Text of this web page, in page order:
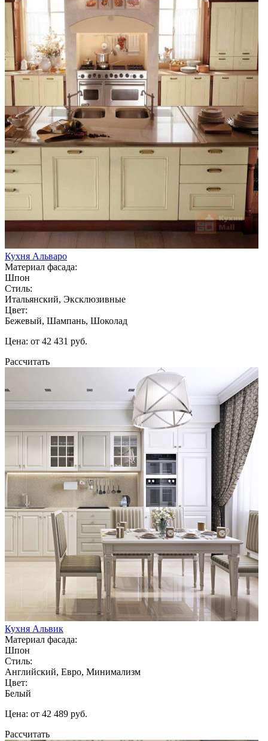
Кухня Альваро
Материал фасада:
Шпон
Стиль:
Итальянский, Эксклюзивные
Цвет:
Бежевый, Шампань, Шоколад
Цена: от 42 431 руб.
Рассчитать
Кухня Альвик
Материал фасада:
Шпон
Стиль:
Английский, Евро, Минимализм
Цвет:
Белый
Цена: от 42 489 руб.
Рассчитать